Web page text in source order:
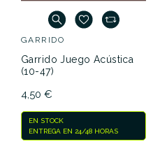
GARRIDO
Garrido Juego Acústica
(10-47)
4,50 €
EN STOCK
ENTREGA EN 24/48 HORAS